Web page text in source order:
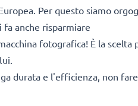
Per questo siamo
fa anche risparmiare
fotografica! È la
durata e l'efficienza, non